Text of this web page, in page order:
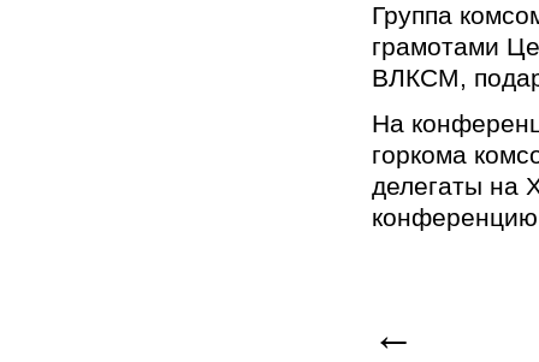
Группа
грамотами
ВЛКСМ,
На
горкома
делегаты на
←